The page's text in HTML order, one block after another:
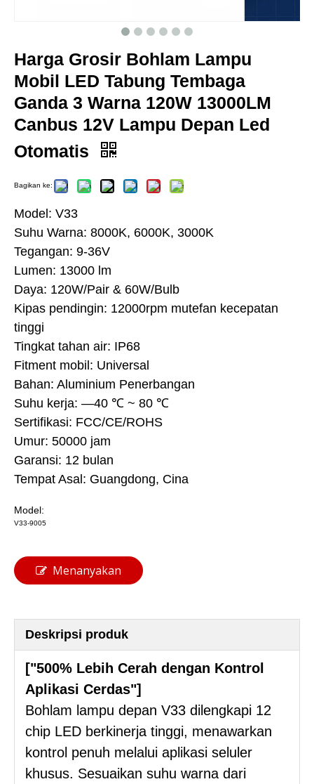
Harga Grosir Bohlam Lampu
Mobil LED Tabung Tembaga
Ganda 3 Warna 120W 13000LM
Canbus 12V Lampu Depan Led
Otomatis
Bagikan ke:
Model: V33
Suhu Warna: 8000K, 6000K, 3000K
Tegangan: 9-36V
Lumen: 13000 lm
Daya: 120W/Pair & 60W/Bulb
Kipas pendingin: 12000rpm mutefan kecepatan
tinggi
Tingkat tahan air: IP68
Fitment mobil: Universal
Bahan: Aluminium Penerbangan
Suhu kerja: —40 ℃ ~ 80 ℃
Sertifikasi: FCC/CE/ROHS
Umur: 50000 jam
Garansi: 12 bulan
Tempat Asal: Guangdong, Cina
Model:
V33-9005
Menanyakan
Deskripsi produk
["500% Lebih Cerah dengan Kontrol
Aplikasi Cerdas"]
Bohlam lampu depan V33 dilengkapi 12
chip LED berkinerja tinggi, menawarkan
kontrol penuh melalui aplikasi seluler
khusus. Sesuaikan suhu warna dari